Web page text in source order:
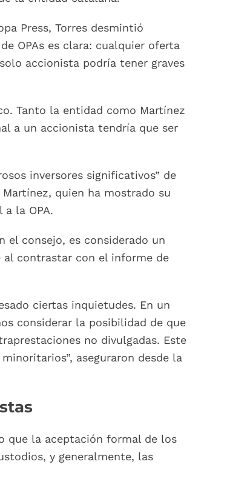
Press, Torres desmintió
OPAs es clara: cualquier oferta
accionista podría tener graves
Tanto la entidad como Martínez
a un accionista tendría que ser
inversores significativos” de
quien ha mostrado su
la OPA.
el consejo, es considerado un
al contrastar con el informe de
ciertas inquietudes. En un
considerar la posibilidad de que
no divulgadas. Este
aseguraron desde la
que la aceptación formal de los
y generalmente, las